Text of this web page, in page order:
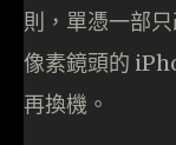
則，單憑一部
像素鏡頭的
再換機。